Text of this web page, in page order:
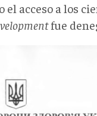
acceso a los
fue